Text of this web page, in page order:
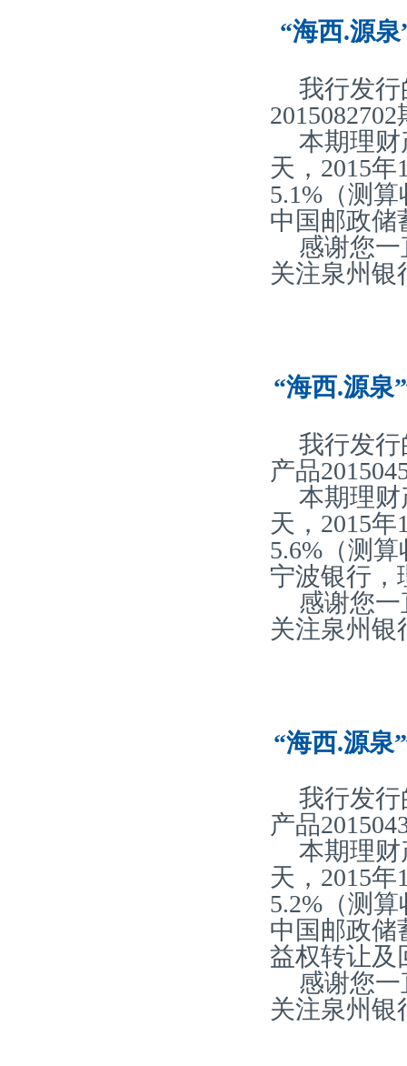
“海西.源
我行发行
本期理财
天，2015
5.1%（测
中国邮政储
感谢您
关注泉州银
“海西.源泉
我行发行
产品
本期理财
天，2015
5.6%（测
宁波银行，
感谢您
关注泉州银
“海西.源泉
我行发行
产品
本期理财
天，2015
5.2%（测
中国邮政储
益权转让及
感谢您
关注泉州银